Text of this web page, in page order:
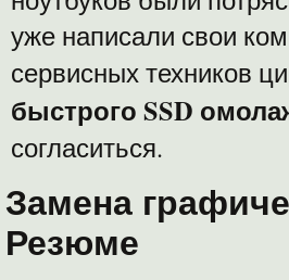
уже написали свои
сервисных техников
быстрого SSD
согласиться.
Замена
Резюме